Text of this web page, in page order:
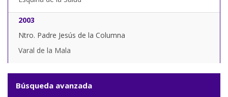
2003
Ntro. Padre Jesús de la Columna
Varal de la Mala
Búsqueda avanzada